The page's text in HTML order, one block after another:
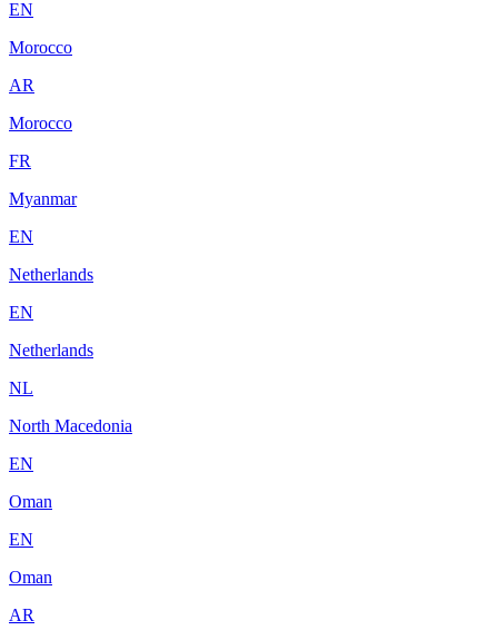
EN
Morocco
AR
Morocco
FR
Myanmar
EN
Netherlands
EN
Netherlands
NL
North Macedonia
EN
Oman
EN
Oman
AR